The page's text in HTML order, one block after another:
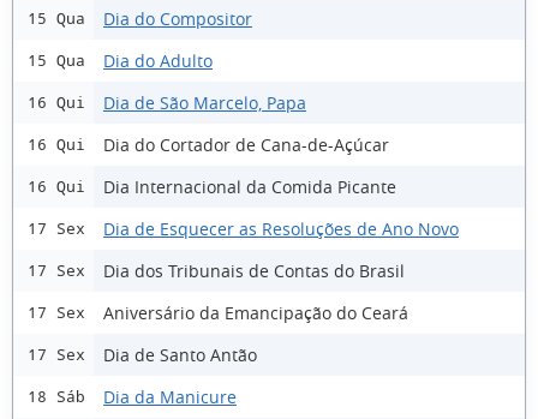
15 Qua Dia do Compositor
15 Qua Dia do Adulto
16 Qui Dia de São Marcelo, Papa
16 Qui Dia do Cortador de Cana-de-Açúcar
16 Qui Dia Internacional da Comida Picante
17 Sex Dia de Esquecer as Resoluções de Ano Novo
17 Sex Dia dos Tribunais de Contas do Brasil
17 Sex Aniversário da Emancipação do Ceará
17 Sex Dia de Santo Antão
18 Sáb Dia da Manicure